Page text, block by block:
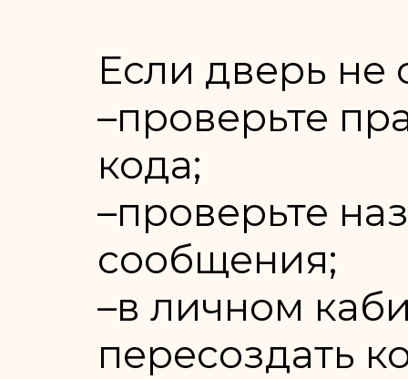
Если дверь не
–проверьте
кода;
–проверьте
сообщения;
–в личном
пересоздать